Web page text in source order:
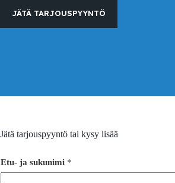
JÄTÄ TARJOUSPYYNTÖ
Jätä tarjouspyyntö tai kysy lisää
Etu- ja sukunimi *